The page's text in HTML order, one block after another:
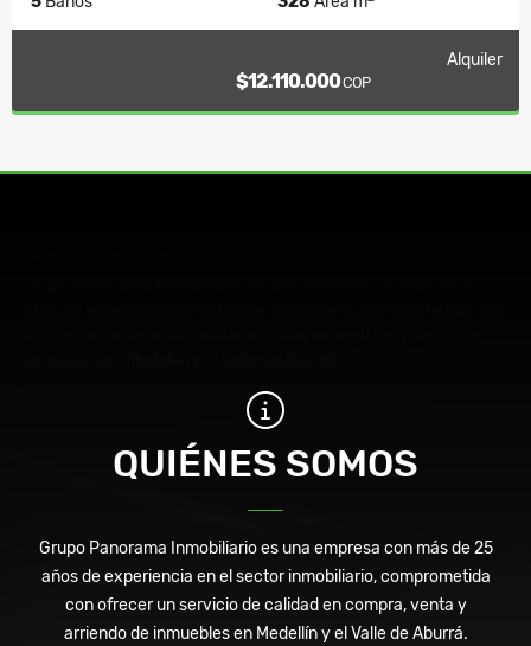
Alquiler
$12.110.000COP
QUIÉNES SOMOS
Grupo Panorama Inmobiliario es una empresa con más de 25
años de experiencia en el sector inmobiliario, comprometida
con ofrecer un servicio de calidad en compra, venta y
arriendo de inmuebles en Medellín y el Valle de Aburrá.